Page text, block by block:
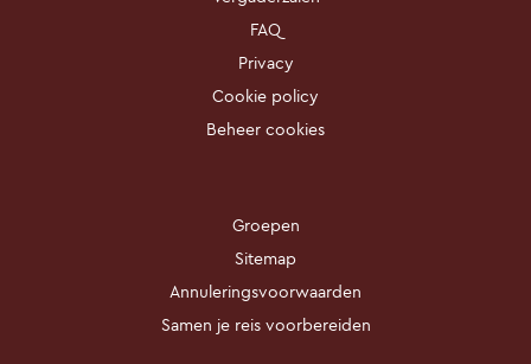
FAQ
Privacy
Cookie policy
Beheer cookies
Groepen
Sitemap
Annuleringsvoorwaarden
Samen je reis voorbereiden